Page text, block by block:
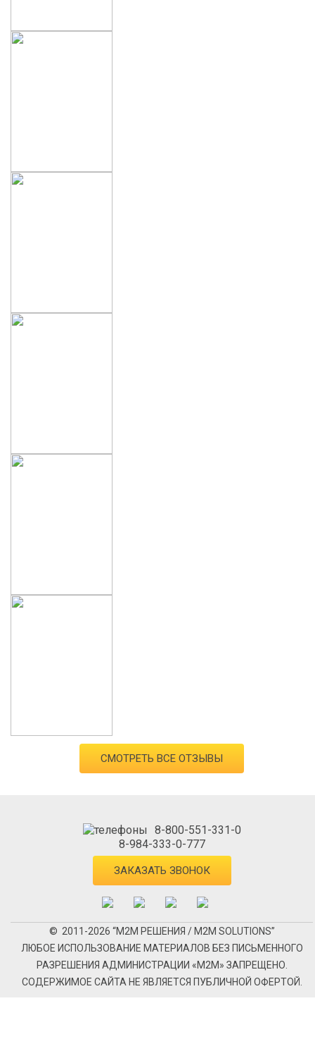
СМОТРЕТЬ ВСЕ ОТЗЫВЫ
8-800-551-331-0
8-984-333-0-777
ЗАКАЗАТЬ ЗВОНОК
© 2011-2026 “М2М РЕШЕНИЯ / M2M SOLUTIONS”
ЛЮБОЕ ИСПОЛЬЗОВАНИЕ МАТЕРИАЛОВ БЕЗ ПИСЬМЕННОГО
РАЗРЕШЕНИЯ АДМИНИСТРАЦИИ «М2М» ЗАПРЕЩЕНО.
СОДЕРЖИМОЕ САЙТА НЕ ЯВЛЯЕТСЯ ПУБЛИЧНОЙ ОФЕРТОЙ.